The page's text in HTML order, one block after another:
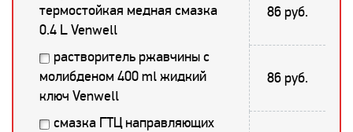
термостойкая медная смазка
0.4 L Venwell
86 руб.
растворитель ржавчины с
молибденом 400 ml жидкий
ключ Venwell
86 руб.
смазка ГТЦ направляющих